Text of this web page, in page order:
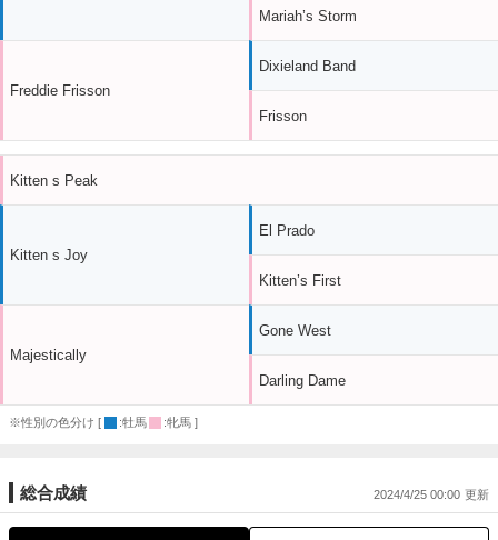
Freddie Frisson
Mariah’s Storm
Dixieland Band
Frisson
Kitten s Peak
Kitten s Joy
Majestically
El Prado
Kitten’s First
Gone West
Darling Dame
※性別の色分け [ :牡馬 :牝馬 ]
総合成績 2024/4/25 00:00